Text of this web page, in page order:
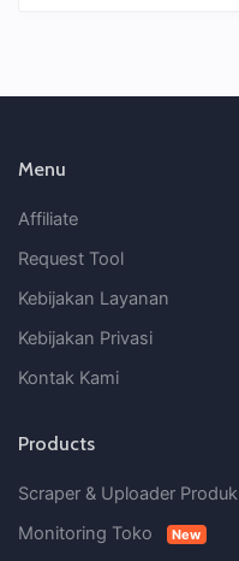
Menu
Affiliate
Request Tool
Kebijakan Layanan
Kebijakan Privasi
Kontak Kami
Products
Scraper & Uploader Produk
Monitoring Toko
New